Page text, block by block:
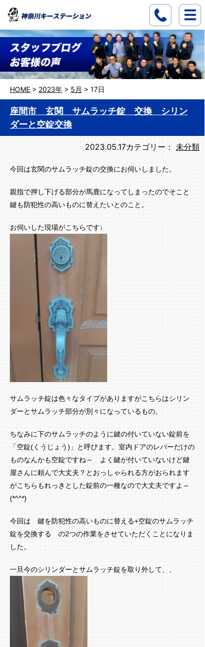
HOME > 2023年 > 5月 > 17日
座間市 玄関 サムラッチ錠 交換 シリン
ダーと空錠交換
2023.05.17カテゴリー： 未分類
今回は玄関のサムラッチ錠の交換にお伺いしました。
親指で押し下げる部分が馬鹿になってしまったのでそこと
鍵も防犯性の高いものに替えたいとのこと。
お伺いした現場がこちらです↓
サムラッチ錠は色々なタイプがありますがこちらはシリン
ダーとサムラッチ部分が別々になっているもの。
ちなみに下のサムラッチのように鍵の付いていない錠前を
「空錠(くうじょう)」と呼びます。室内ドアのレバーだけの
ものなんかも空錠ですね～ よく鍵が付いていないけど鍵
屋さんに頼んで大丈夫？とおっしゃられる方がおられます
がこちらもれっきとした錠前の一種なので大丈夫ですよ～
(*^^*)
今回は 鍵を防犯性の高いものに替える+空錠のサムラッチ
錠を交換する の2つの作業をさせていただくことになりま
した。
一旦今のシリンダーとサムラッチ錠を取り外して、、